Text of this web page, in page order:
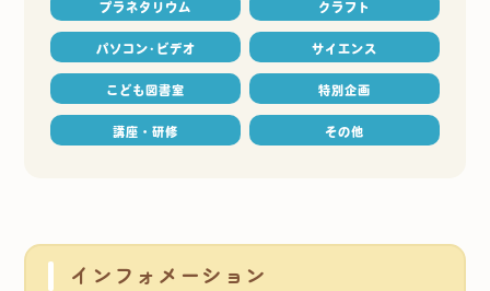
プラネタリウム クラフト
パソコン･ビデオ サイエンス
こども図書室 特別企画
講座・研修 その他
インフォメーション